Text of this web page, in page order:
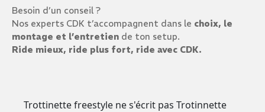
Besoin d’un conseil ?
Nos experts CDK t’accompagnent dans le choix, le
montage et l’entretien de ton setup.
Ride mieux, ride plus fort, ride avec CDK.
Trottinette freestyle ne s'écrit pas Trotinnette